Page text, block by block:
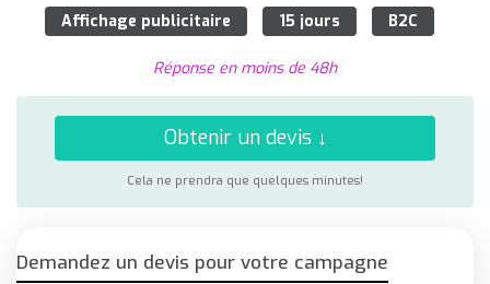
Affichage publicitaire 15 jours B2C
Réponse en moins de 48h
Obtenir un devis ↓
Cela ne prendra que quelques minutes!
Demandez un devis pour votre campagne